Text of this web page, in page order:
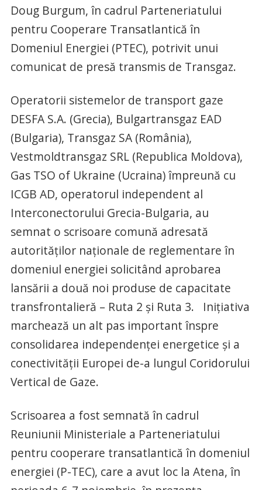
Doug Burgum, în cadrul Parteneriatului
pentru Cooperare Transatlantică în
Domeniul Energiei (PTEC), potrivit unui
comunicat de presă transmis de Transgaz.
Operatorii sistemelor de transport gaze
DESFA S.A. (Grecia), Bulgartransgaz EAD
(Bulgaria), Transgaz SA (România),
Vestmoldtransgaz SRL (Republica Moldova),
Gas TSO of Ukraine (Ucraina) împreună cu
ICGB AD, operatorul independent al
Interconectorului Grecia-Bulgaria, au
semnat o scrisoare comună adresată
autorităților naționale de reglementare în
domeniul energiei solicitând aprobarea
lansării a două noi produse de capacitate
transfrontalieră – Ruta 2 și Ruta 3. Inițiativa
marchează un alt pas important înspre
consolidarea independenței energetice și a
conectivității Europei de-a lungul Coridorului
Vertical de Gaze.
Scrisoarea a fost semnată în cadrul
Reuniunii Ministeriale a Parteneriatului
pentru cooperare transatlantică în domeniul
energiei (P-TEC), care a avut loc la Atena, în